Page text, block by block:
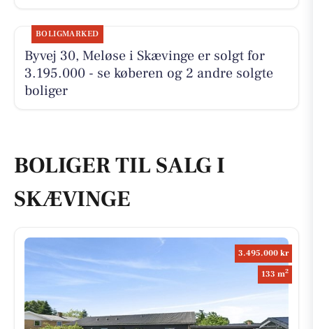
BOLIGMARKED
Byvej 30, Meløse i Skævinge er solgt for
3.195.000 - se køberen og 2 andre solgte
boliger
BOLIGER TIL SALG I
SKÆVINGE
3.495.000 kr
133 m2